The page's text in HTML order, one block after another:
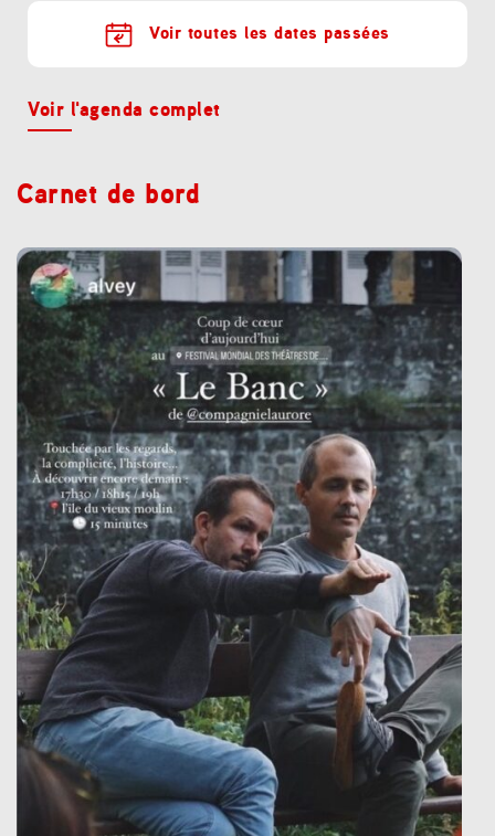
Voir toutes les dates passées
Voir l'agenda complet
Carnet de bord